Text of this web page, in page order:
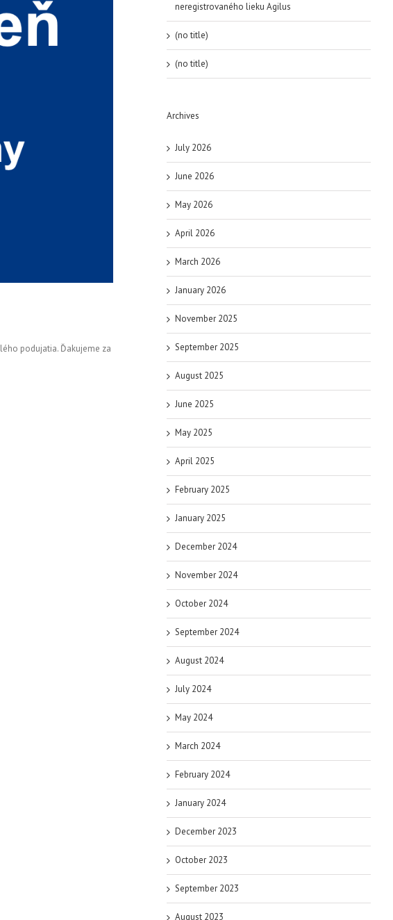
podujatia. Ďakujeme za
neregistrovaného lieku Agilus
(no title)
(no title)
Archives
July 2026
June 2026
May 2026
April 2026
March 2026
January 2026
November 2025
September 2025
August 2025
June 2025
May 2025
April 2025
February 2025
January 2025
December 2024
November 2024
October 2024
September 2024
August 2024
July 2024
May 2024
March 2024
February 2024
January 2024
December 2023
October 2023
September 2023
August 2023